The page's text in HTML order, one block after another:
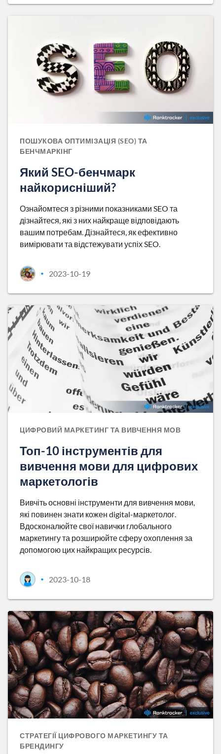
ПОШУКОВА ОПТИМІЗАЦІЯ (SEO) ТА
БЕНЧМАРКІНГ
Який SEO-бенчмарк
найкорисніший?
Ознайомтеся з різними показниками SEO та
дізнайтеся, які з них найкраще відповідають
вашим потребам. Дізнайтеся, як ефективно
вимірювати та відстежувати успіх SEO.
• 2023-10-19
ЦИФРОВИЙ МАРКЕТИНГ ТА ВИВЧЕННЯ МОВ
Топ-10 інструментів для
вивчення мови для цифрових
маркетологів
Вивчіть основні інструменти для вивчення мови,
які повинен знати кожен digital-маркетолог.
Вдосконалюйте свої навички глобального
маркетингу та розширюйте сферу охоплення за
допомогою цих найкращих ресурсів.
• 2023-10-18
СТРАТЕГІЇ ЦИФРОВОГО МАРКЕТИНГУ ТА
БРЕНДИНГУ